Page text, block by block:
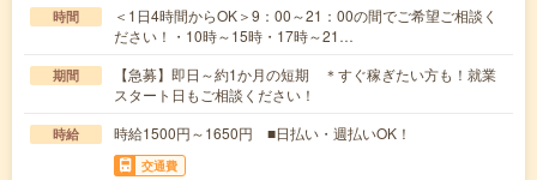
時間
＜1日4時間からOK＞9：00～21：00の間でご希望ご相談く
ださい！・10時～15時・17時～21…
期間
【急募】即日～約1か月の短期 ＊すぐ稼ぎたい方も！就業
スタート日もご相談ください！
時給 時給1500円～1650円 ■日払い・週払いOK！
交通費